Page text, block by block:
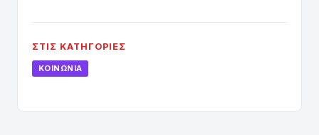
ΣΤΙΣ ΚΑΤΗΓΟΡΊΕΣ
ΚΟΙΝΩΝΊΑ